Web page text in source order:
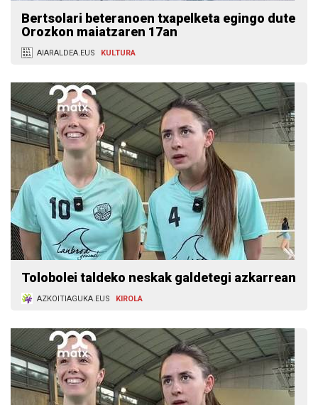
Bertsolari beteranoen txapelketa egingo dute
Orozkon maiatzaren 17an
AIARALDEA.EUS KULTURA
Tolobolei taldeko neskak galdetegi azkarrean
AZKOITIAGUKA.EUS KIROLA